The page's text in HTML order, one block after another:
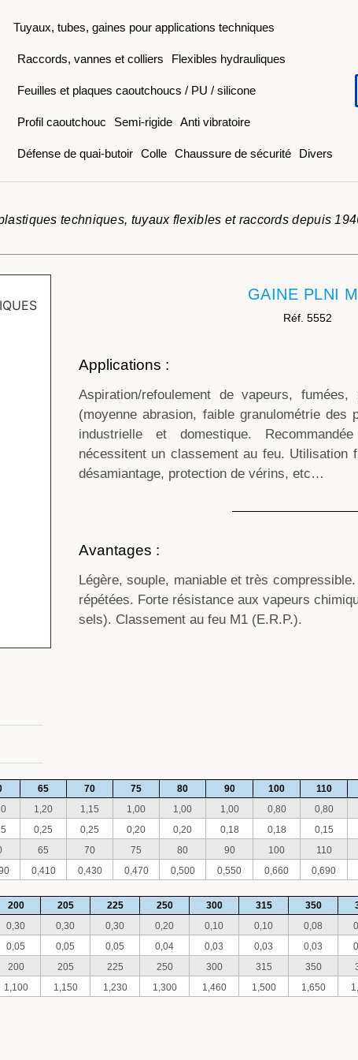
Tuyaux, tubes, gaines pour applications techniques
Raccords, vannes et colliers Flexibles hydrauliques
Feuilles et plaques caoutchoucs / PU / silicone
Profil caoutchouc Semi-rigide Anti vibratoire
Défense de quai-butoir Colle Chaussure de sécurité Divers
techniques, tuyaux flexibles et raccords depuis
GAINE PLNI
Réf. 5552
Applications :
Aspiration/refoulement de vapeurs,
(moyenne abrasion, faible granulométrie des
industrielle et domestique.
nécessitent un classement au feu. Utilisation
désamiantage, protection de vérins, etc…
Avantages :
Légère, souple, maniable et très
répétées. Forte résistance aux vapeurs
sels). Classement au feu M1 (E.R.P.).
65 70 75 80 90 100 110
1,20 1,15 1,00 1,00 1,00 0,80 0,80
0,25 0,25 0,20 0,20 0,18 0,18 0,15
65 70 75 80 90 100 110
0,410 0,430 0,470 0,500 0,550 0,660 0,690
200 205 225 250 300 315 350
0,30 0,30 0,30 0,20 0,10 0,10 0,08
0,05 0,05 0,05 0,04 0,03 0,03 0,03
200 205 225 250 300 315 350
1,100 1,150 1,230 1,300 1,460 1,500 1,650